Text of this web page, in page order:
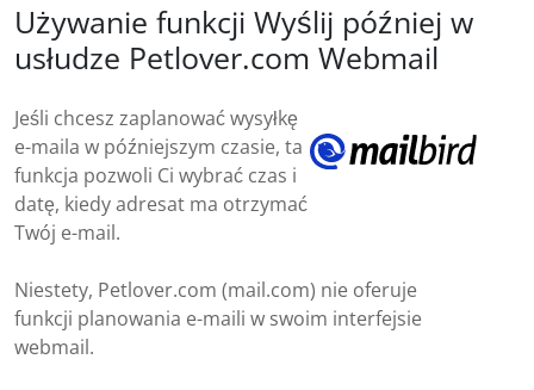
Używanie funkcji Wyślij później w
usłudze Petlover.com Webmail
Jeśli chcesz zaplanować wysyłkę
e-maila w późniejszym czasie, ta
funkcja pozwoli Ci wybrać czas i
datę, kiedy adresat ma otrzymać
Twój e-mail.
Niestety, Petlover.com (mail.com) nie oferuje
funkcji planowania e-maili w swoim interfejsie
webmail.